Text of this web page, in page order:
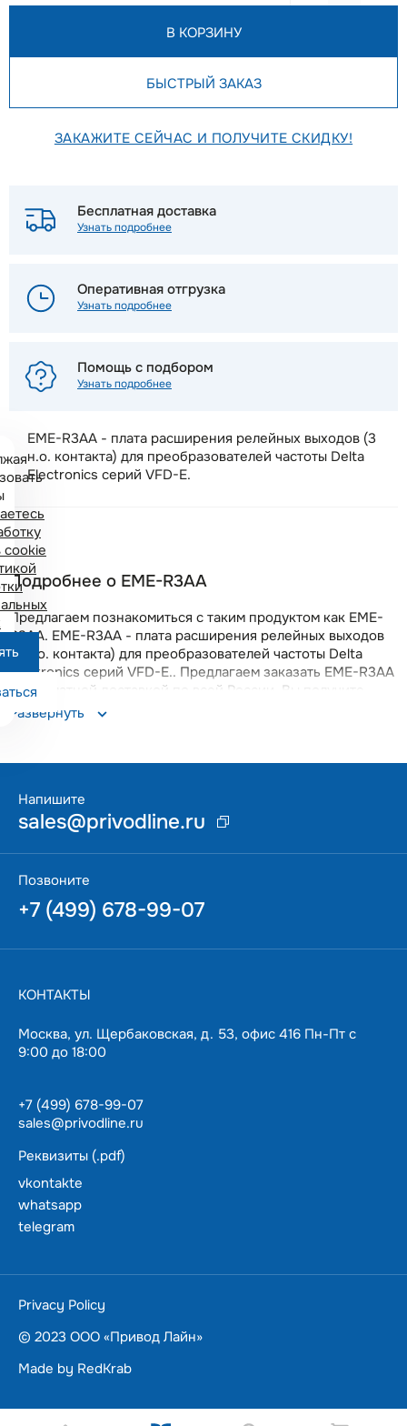
EME-R3AA - плата расширения релейных выходов (3
н.о. контакта) для преобразователей частоты Delta
Electronics серий VFD-E.
В КОРЗИНУ
БЫСТРЫЙ ЗАКАЗ
ЗАКАЖИТЕ СЕЙЧАС И ПОЛУЧИТЕ СКИДКУ!
Бесплатная доставка
Узнать подробнее
Оперативная отгрузка
Узнать подробнее
Помощь с подбором
Узнать подробнее
Подробнее о EME-R3AA
Предлагаем познакомиться с таким продуктом как EME-
R3AA. EME-R3AA - плата расширения релейных выходов
(3 н.о. контакта) для преобразователей частоты Delta
Electronics серий VFD-E.. Предлагаем заказать EME-R3AA
с бесплатной доставкой по всей России. Вы получите
качественный прибор с гарантией 18 месяцев. Данная
позиция поддерживается на складе в Москве, что
Развернуть
cookie
варианты решения.
Ценим ваше время — подберем и доставим в
пределах Москвы
в течении суток.
Напишите
sales@privodline.ru
Позвоните
+7 (499) 678-99-07
КОНТАКТЫ
Москва, ул. Щербаковская, д. 53, офис 416 Пн-Пт с
9:00 до 18:00
+7 (499) 678-99-07
sales@privodline.ru
Реквизиты (.pdf)
vkontakte
whatsapp
telegram
Privacy Policy
© 2023 ООО «Привод Лайн»
Made by RedKrab